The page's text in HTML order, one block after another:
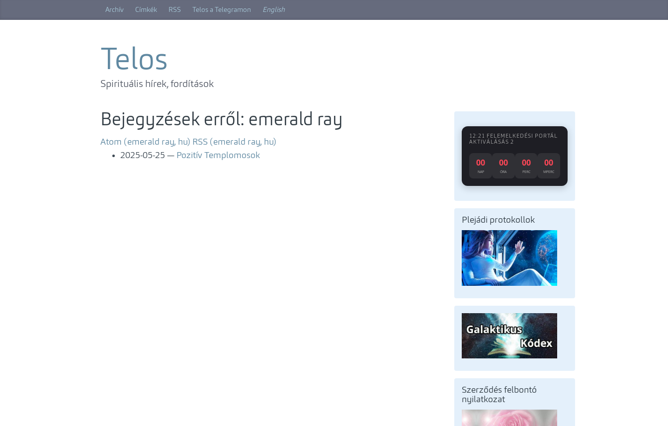
Archív Címkék RSS Telos a Telegramon English
Telos
Spirituális hírek, fordítások
Bejegyzések erről: emerald ray
Atom (emerald ray, hu) RSS (emerald ray, hu)
2025-05-25
Pozitív Templomosok
12:21 FELEMELKEDÉSI PORTÁL
AKTIVÁLÁSÁS 2
00
NAP
00
ÓRA
00
PERC
00
MPERC
Plejádi protokollok
Szerződés felbontó
nyilatkozat